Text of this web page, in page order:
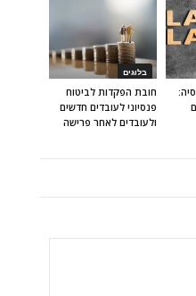
בלוגים
חובת הפקדות לביטוח
פנסיוני לעובדים חדשים
ולעובדים לאחר פרישה